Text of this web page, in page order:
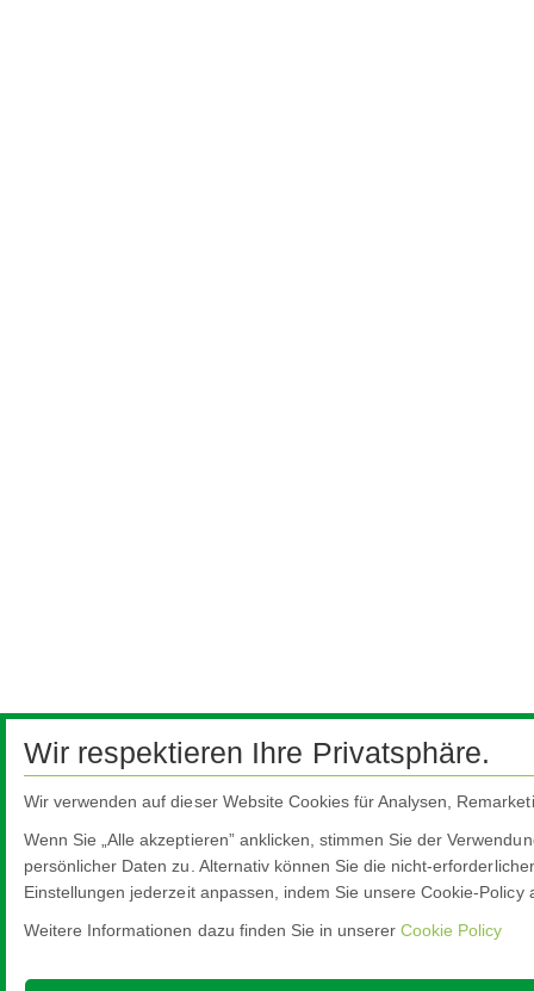
Wir respektieren Ihre Privatsphäre.
Wir verwenden auf dieser Website Cookies für Analysen,
Wenn Sie „Alle akzeptieren” anklicken, stimmen Sie der
persönlicher Daten zu. Alternativ können Sie die nicht-
Einstellungen jederzeit anpassen, indem Sie unsere Cookie-
Weitere Informationen dazu finden Sie in unserer Cookie Policy